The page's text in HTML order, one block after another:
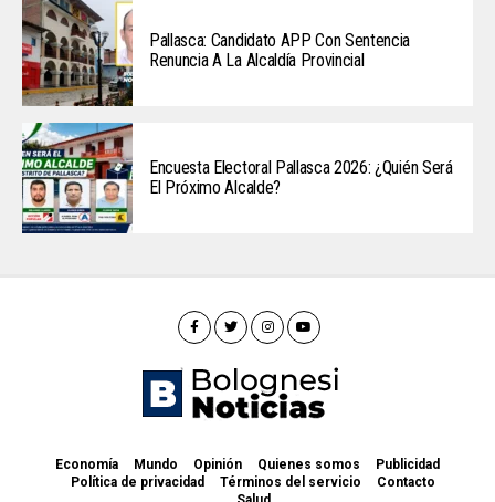
Pallasca: Candidato APP Con Sentencia
Renuncia A La Alcaldía Provincial
Encuesta Electoral Pallasca 2026: ¿Quién Será
El Próximo Alcalde?
Economía Mundo Opinión Quienes somos
Publicidad
Política de privacidad
Términos del servicio
Contacto